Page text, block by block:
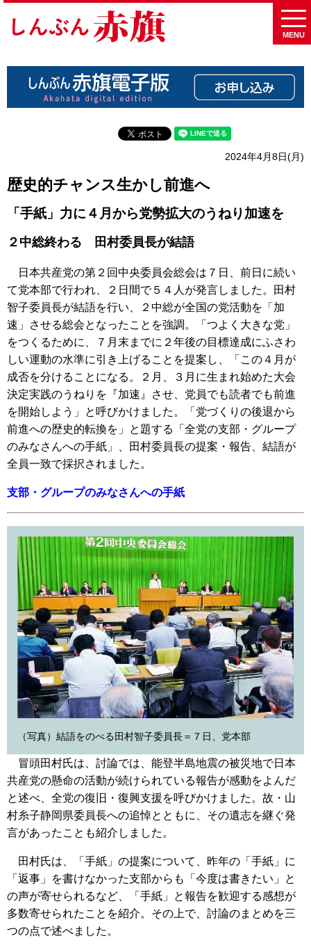
MENU
2024年4月8日(月)
歴史的チャンス生かし前進へ
「手紙」力に４月から党勢拡大のうねり加速を
２中総終わる 田村委員長が結語
日本共産党の第２回中央委員会総会は７日、前日に続い
て党本部で行われ、２日間で５４人が発言しました。田村
智子委員長が結語を行い、２中総が全国の党活動を「加
速」させる総会となったことを強調。「つよく大きな党」
をつくるために、７月末までに２年後の目標達成にふさわ
しい運動の水準に引き上げることを提案し、「この４月が
成否を分けることになる。２月、３月に生まれ始めた大会
決定実践のうねりを『加速』させ、党員でも読者でも前進
を開始しよう」と呼びかけました。「党づくりの後退から
前進への歴史的転換を」と題する「全党の支部・グループ
のみなさんへの手紙」、田村委員長の提案・報告、結語が
全員一致で採択されました。
支部・グループのみなさんへの手紙
（写真）結語をのべる田村智子委員長＝７日、党本部
冒頭田村氏は、討論では、能登半島地震の被災地で日本
共産党の懸命の活動が続けられている報告が感動をよんだ
と述べ、全党の復旧・復興支援を呼びかけました。故・山
村糸子静岡県委員長への追悼とともに、その遺志を継ぐ発
言があったことも紹介しました。
田村氏は、「手紙」の提案について、昨年の「手紙」に
「返事」を書けなかった支部からも「今度は書きたい」と
の声が寄せられるなど、「手紙」と報告を歓迎する感想が
多数寄せられたことを紹介。その上で、討論のまとめを三
つの点で述べました。